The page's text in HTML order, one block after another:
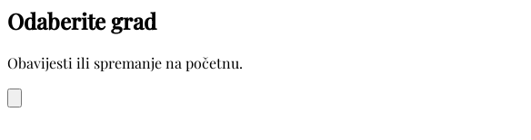
Odaberite grad
Obavijesti ili spremanje na početnu.